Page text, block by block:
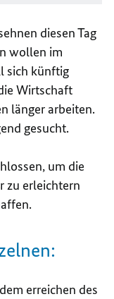
diesen Tag
wollen im
sich künftig
Wirtschaft
länger arbeiten.
gesucht.
um die
zu erleichtern
erreichen des